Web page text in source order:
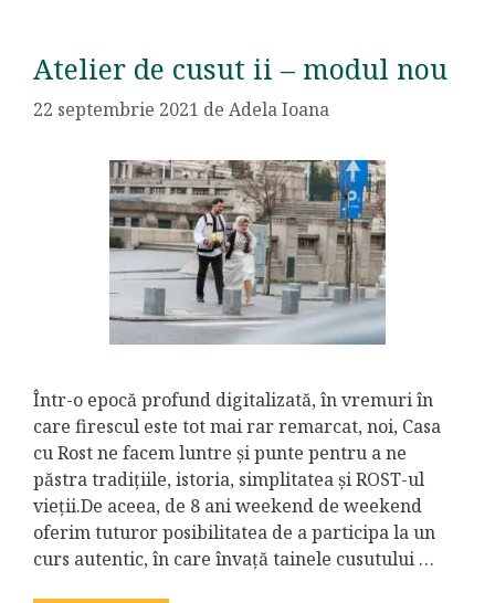
Atelier de cusut ii – modul nou
22 septembrie 2021 de Adela Ioana
Într-o epocă profund digitalizată, în vremuri în
care firescul este tot mai rar remarcat, noi, Casa
cu Rost ne facem luntre și punte pentru a ne
păstra tradițiile, istoria, simplitatea și ROST-ul
vieții.De aceea, de 8 ani weekend de weekend
oferim tuturor posibilitatea de a participa la un
curs autentic, în care învață tainele cusutului …